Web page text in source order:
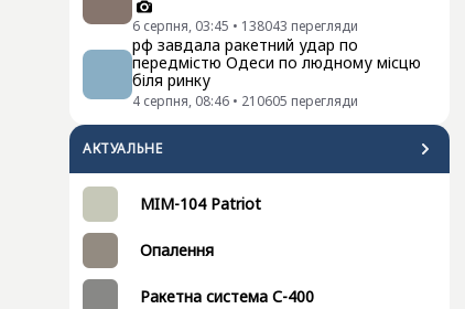
6 серпня, 03:45 • 138043 перегляди
рф завдала ракетний удар по
передмістю Одеси по людному місцю
біля ринку
4 серпня, 08:46 • 210605 перегляди
АКТУАЛЬНЕ
MIM-104 Patriot
Опалення
Ракетна система С-400